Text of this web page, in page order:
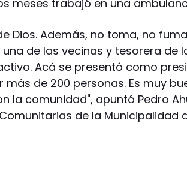
meses trabajó en una
Dios. Además, no toma, no
una de las vecinas y tesorera de
Acá se presentó como
más de 200 personas. Es muy
la comunidad", apuntó Pedro
de la Municipalidad